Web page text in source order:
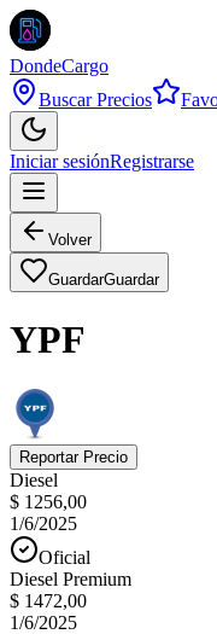
DondeCargo
Buscar Precios
Iniciar sesiónRegistrarse
Volver
GuardarGuardar
YPF
Reportar Precio
Diesel
$ 1256,00
1/6/2025
Oficial
Diesel Premium
$ 1472,00
1/6/2025